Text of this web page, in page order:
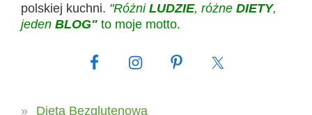
polskiej kuchni. "Różni LUDZIE, różne DIETY,
jeden BLOG" to moje motto.
Dieta Bezglutenowa